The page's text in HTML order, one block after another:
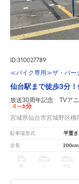
ID:310027789
≪バイク専用≫ザ・パー
仙台駅まで徒歩3分
放送30周年記念 TVアニ
4～6分
宮城県仙台市宮城野区榴
駐車場形式 平置き
全長 200cm
軽 中型